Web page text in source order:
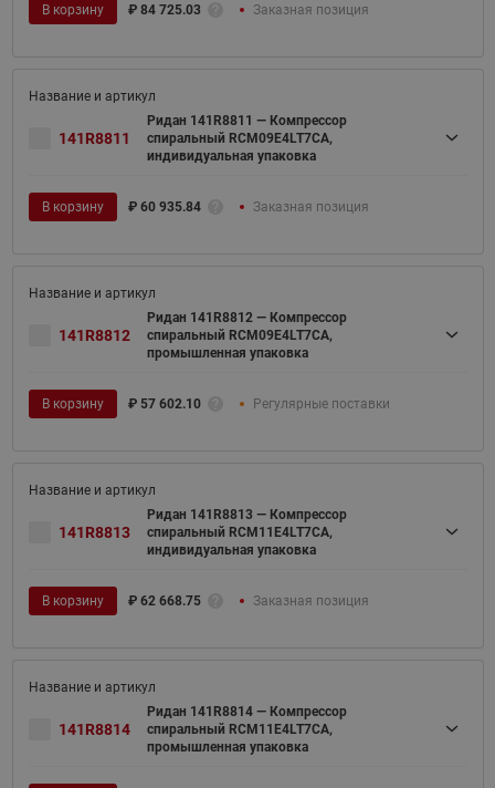
В корзину ₽ 84 725.03 Заказная позиция
141R8811
Ридан 141R8811 — Компрессор
спиральный RCM09E4LT7CA,
индивидуальная упаковка
В корзину ₽ 60 935.84 Заказная позиция
141R8812
Ридан 141R8812 — Компрессор
спиральный RCM09E4LT7CA,
промышленная упаковка
В корзину ₽ 57 602.10 Регулярные поставки
141R8813
Ридан 141R8813 — Компрессор
спиральный RCM11E4LT7CA,
индивидуальная упаковка
В корзину ₽ 62 668.75 Заказная позиция
141R8814
Ридан 141R8814 — Компрессор
спиральный RCM11E4LT7CA,
промышленная упаковка